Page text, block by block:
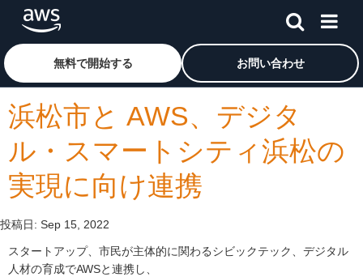
メインコンテンツに移動
アマゾン ウェブ サービスのホームページに戻るには、こ
無料で開始する お問い合わせ
浜松市と AWS、デジタ
ル・スマートシティ浜松の
実現に向け連携
投稿日: Sep 15, 2022
スタートアップ、市民が主体的に関わるシビックテック、デジタル
人材の育成でAWSと連携し、